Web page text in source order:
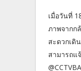
เมื่อวันที่
ภาพจากก
สะดวกเดิ
สามารถแ